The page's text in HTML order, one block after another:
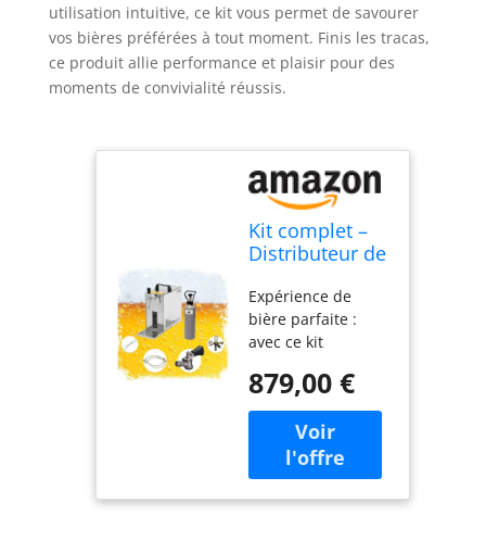
utilisation intuitive, ce kit vous permet de savourer
vos bières préférées à tout moment. Finis les tracas,
ce produit allie performance et plaisir pour des
moments de convivialité réussis.
Kit complet –
Distributeur de
bière, caisse à
bière,
refroidisseur
de débit
PYGMY 25,
refroidisseur
sec à 1
conducteur, 35
l/h, tête :
panier
Expérience de
bière parfaite :
avec ce kit
obtenez tout ce
dont vous avez
besoin pour des
pommes de pin de
première classe.
Design en acier
879,00 €